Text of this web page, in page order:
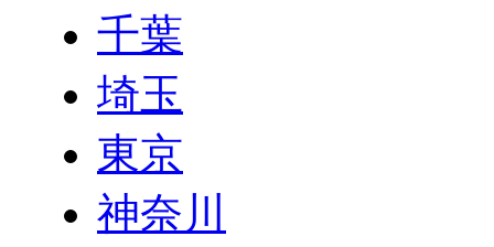
千葉
埼玉
東京
神奈川